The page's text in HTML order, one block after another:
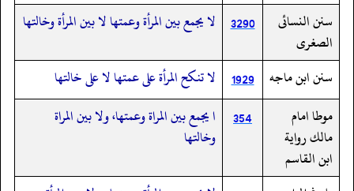
سنن النسائى
الصغرى
3290 لا يجمع بين المرأة وعمتها لا بين المرأة وخالتها
سنن ابن ماجه 1929
لا تنكح المرأة على عمتها لا على خالتها
موطا امام
مالك رواية
ابن القاسم
354
ا يجمع بين المراة وعمتها، ولا بين المراة
وخالتها